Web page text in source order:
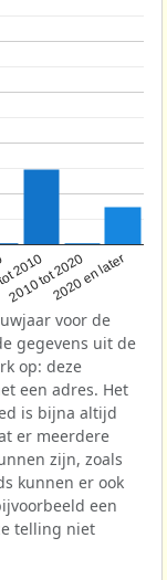
2010
2010 tot 20202020 en later
voor de
gegevens uit de
op: deze
een adres. Het
is bijna altijd
er meerdere
zijn, zoals
kunnen er ook
een
telling niet